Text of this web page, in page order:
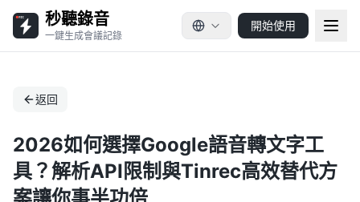
秒聽錄音
一鍵生成會議記錄
開始使用
返回
2026如何選擇Google語音轉文字工
具？解析API限制與Tinrec高效替代方